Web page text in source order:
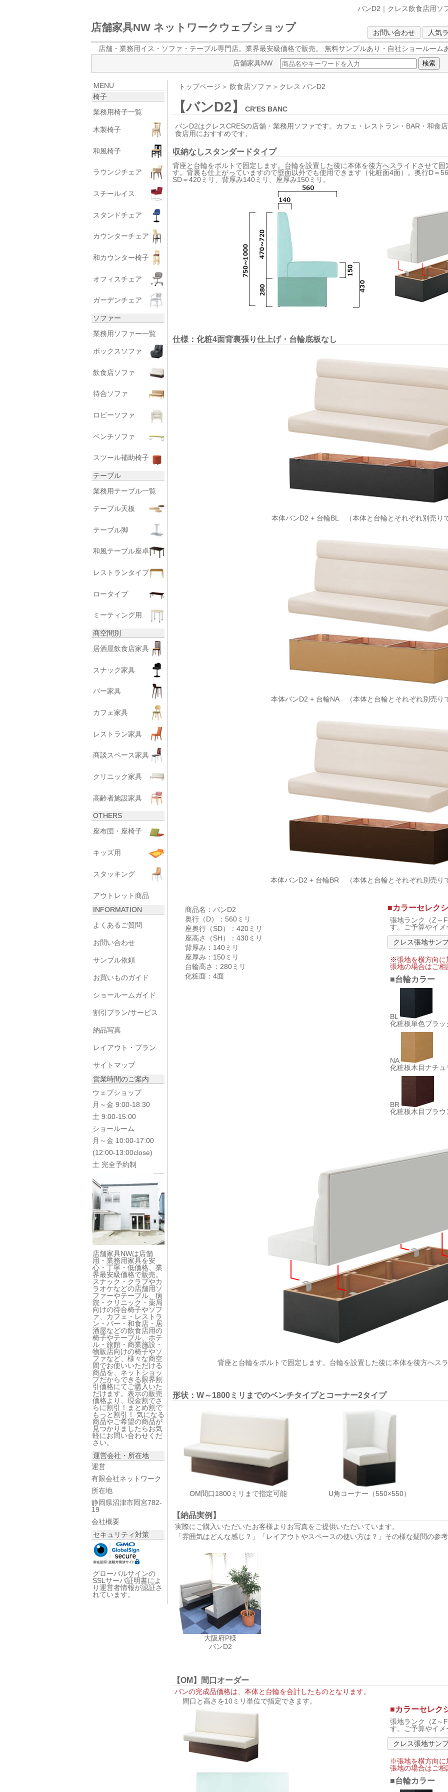
バンD2｜クレス飲食店用ソ
店舗家具NW ネットワークウェブショップ お問い合わせ
人気
店舗・業務用イス・ソファ・テーブル専門店。業界最安級価格で販売。
無料サンプルあり・自社ショールーム
店舗家具NW
MENU
椅子
業務用椅子一覧
木製椅子
和風椅子
ラウンジチェア
スチールイス
スタンドチェア
カウンターチェア
和カウンター椅子
オフィスチェア
ガーデンチェア
ソファー
業務用ソファー一覧
ボックスソファ
飲食店ソファ
待合ソファ
ロビーソファ
ベンチソファ
スツール補助椅子
テーブル
業務用テーブル一覧
テーブル天板
テーブル脚
和風テーブル座卓
レストランタイプ
ロータイプ
ミーティング用
商空間別
居酒屋飲食店家具
スナック家具
バー家具
カフェ家具
レストラン家具
商談スペース家具
クリニック家具
高齢者施設家具
OTHERS
座布団・座椅子
キッズ用
スタッキング
アウトレット商品
INFORMATION
よくあるご質問
お問い合わせ
サンプル依頼
お買いものガイド
ショールームガイド
割引プラン/サービス
納品写真
レイアウト・プラン
サイトマップ
営業時間のご案内
ウェブショップ
月～金 9:00-18:30
土 9:00-15:00
ショールーム
月～金 10:00-17:00
(12:00-13:00close)
土 完全予約制
店舗家具NWは店舗
用・業務用家具を安
心・丁寧・低価格、業
界最安級価格で販売。
スナック・クラブやカ
ラオケなどの店舗用ソ
ファーやテーブル、病
院・クリニック・薬局
向けの待合椅子やソフ
ァ、カフェ・レストラ
ン・バー・和食店・居
酒屋などの飲食店用の
椅子やテーブル、ホテ
ル・旅館・商業施設・
物販店向けの椅子やソ
ファなど、様々な商空
間でお使いいただける
商品を、ネットショッ
プだからできる限界割
引価格にてご購入いた
だけます。表示の販売
価格より、現金割でさ
らに割引！まとめ割で
もっと割引！ 気になる
商品やご希望の商品が
見つかりましたらお気
軽にお問い合わせくだ
さい。
運営会社・所在地
運営
有限会社ネットワーク
所在地
静岡県沼津市岡宮782-
19
会社概要
セキュリティ対策
グローバルサインの
SSLサーバ証明書によ
り運営者情報が認証さ
れています。
トップページ ＞ 飲食店ソファ ＞ クレス バンD2
【バンD2】CR'ES BANC
バンD2はクレスCRESの店舗・業務用ソファです。カフェ・レストラン・BAR・和食
食店用におすすめです。
収納なしスタンダードタイプ
背座と台輪をボルトで固定します。台輪を設置した後に本体を後方へスライドさせて
す。背裏も仕上がっていますので壁面以外でも使用できます（化粧面4面）。奥行D＝
SD＝420ミリ、背厚み140ミリ、座厚み150ミリ。
仕様：化粧4面背裏張り仕上げ・台輪底板なし
本体バンD2 + 台輪BL （本体と台輪とそれぞれ別売り
本体バンD2 + 台輪NA （本体と台輪とそれぞれ別売り
本体バンD2 + 台輪BR （本体と台輪とそれぞれ別売り
商品名：バンD2
奥行（D）：560ミリ
座奥行（SD）：420ミリ
座高さ（SH）：430ミリ
背厚み：140ミリ
座厚み：150ミリ
台輪高さ：280ミリ
化粧面：4面
■カラーセレク
張地ランク（Z～
す。ご予算やイ
クレス張地サン
※張地を横方向に
張地の場合はご
■台輪カラー
BL
化粧板単色ブラッ
NA
化粧板木目ナチュ
BR
化粧板木目ブラウ
背座と台輪をボルトで固定します。台輪を設置した後に本体を後方へス
形状：W～1800ミリまでのベンチタイプとコーナー2タイプ
OM間口1800ミリまで指定可能 U角コーナー（550×550）
【納品実例】
実際にご購入いただいたお客様よりお写真をご提供いただいています。
「雰囲気はどんな感じ？」「レイアウトやスペースの使い方は？」その様な疑問の参
大阪府P様
バンD2
【OM】間口オーダー
バンの完成品価格は、本体と台輪を合計したものとなります。
間口と高さを10ミリ単位で指定できます。
■カラーセレク
張地ランク（Z～
す。ご予算やイ
クレス張地サン
※張地を横方向に
張地の場合はご
■台輪カラー